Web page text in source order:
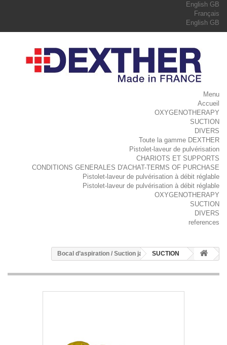
English GB
Français
English GB
Menu
Accueil
OXYGENOTHERAPY
SUCTION
DIVERS
Toute la gamme DEXTHER
Pistolet-laveur de pulvérisation
CHARIOTS ET SUPPORTS
CONDITIONS GENERALES D'ACHAT-TERMS OF PURCHASE
Pistolet-laveur de pulvérisation à débit réglable
Pistolet-laveur de pulvérisation à débit réglable
OXYGENOTHERAPY
SUCTION
DIVERS
references
SUCTION
Bocal d’aspiration / Suction jar